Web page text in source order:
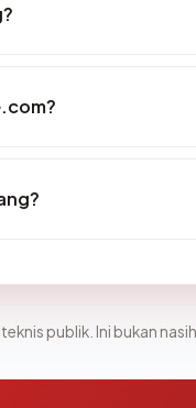
publik. Ini bukan